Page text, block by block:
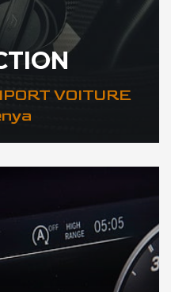
VOITURE
AUTO au Kenya